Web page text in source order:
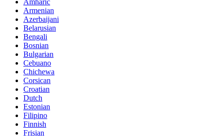
Amharic
Armenian
Azerbaijani
Belarusian
Bengali
Bosnian
Bulgarian
Cebuano
Chichewa
Corsican
Croatian
Dutch
Estonian
Filipino
Finnish
Frisian